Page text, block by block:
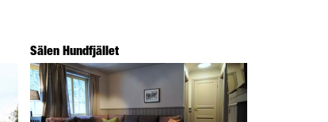
Sälen Hundfjället